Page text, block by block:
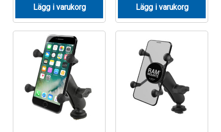
Lift Truck
Produkter efter varumärken
Om oss
Lägg i varukorg
Lägg i varukorg